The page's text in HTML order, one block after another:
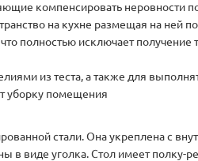
компенсировать неровности
на кухне размещая на ней
полностью исключает
из теста, а также для
уборку помещения
стали. Она укреплена с
в виде уголка. Стол имеет